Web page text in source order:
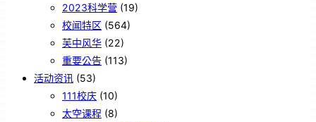
2023科学营 (19)
校闻特区 (564)
芙中风华 (22)
重要公告 (113)
活动资讯 (53)
111校庆 (10)
太空课程 (8)